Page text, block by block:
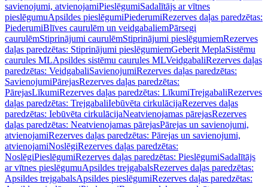
savienojumi, atvienojamiPieslēgumiSadalītājs ar vītnes
pieslēgumuApsildes pieslēgumiPiederumiRezerves daļas paredzētas:
PiederumiBlīves caurulēm un veidgabaliemPārsegi
caurulēmStiprinājumi caurulēmStiprinājumi pieslēgumiemRezerves
daļas paredzētas: Stiprinājumi pieslēgumiemGeberit MeplaSistēmu
caurules MLApsildes sistēmu caurules MLVeidgabaliRezerves daļas
paredzētas: VeidgabaliSavienojumiRezerves daļas paredzētas:
SavienojumiPārejasRezerves daļas paredzētas:
PārejasLīkumiRezerves daļas paredzētas: LīkumiTrejgabaliRezerves
daļas paredzētas: TrejgabaliIebūvēta cirkulācijaRezerves daļas
paredzētas: Iebūvēta cirkulācijaNeatvienojamas pārejasRezerves
daļas paredzētas: Neatvienojamas pārejasPārejas un savienojumi,
atvienojamiRezerves daļas paredzētas: Pārejas un savienojumi,
atvienojamiNoslēgiRezerves daļas paredzētas:
NoslēgiPieslēgumiRezerves daļas paredzētas: PieslēgumiSadalītājs
ar vītnes pieslēgumuApsildes trejgabalsRezerves daļas paredzētas:
Apsildes trejgabalsApsildes pieslēgumiRezerves daļas paredzētas: